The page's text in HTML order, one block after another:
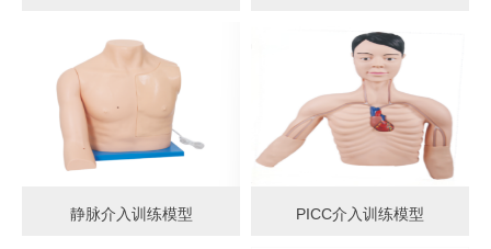
静脉介入训练模型 PICC介入训练模型